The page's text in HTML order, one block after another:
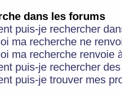
dans les forums
puis-je rechercher
ma recherche ne
ma recherche renvoie
puis-je rechercher
puis-je trouver mes